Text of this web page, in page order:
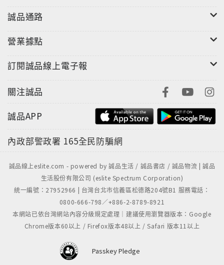
誠品通路
營業據點
訂閱誠品線上電子報
關注誠品
誠品APP
內政部警政署 165全民防騙網
誠品線上eslite.com - powered by 誠品生活 / 誠品書店 / 誠品物流 | 誠品
生活股份有限公司 (eslite Spectrum Corporation)
統一編號：27952966 | 台灣台北市信義區松德路204號B1 服務電話：
0800-666-798／+886-2-8789-8921
本網站已依台灣網站內容分級規定處理｜建議使用瀏覽器版本：Google
Chrome版本60以上 / Firefox版本48以上 / Safari 版本11以上
Passkey Pledge